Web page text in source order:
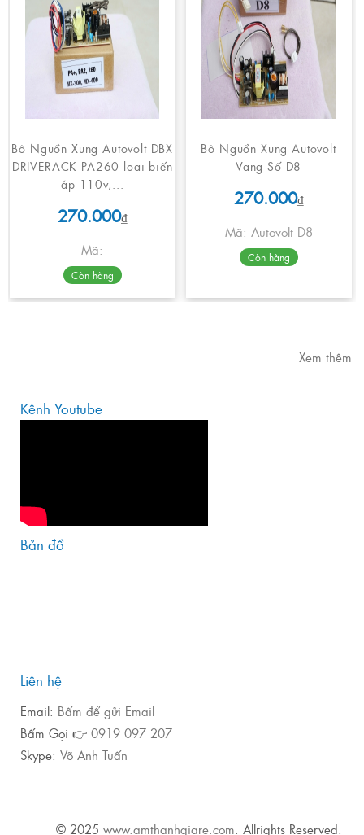
Bộ Nguồn Xung Autovolt DBX
DRIVERACK PA260 loại biến
áp 110v,...
270.000₫
Mã:
Còn hàng
Bộ Nguồn Xung Autovolt
Vang Số D8
270.000₫
Mã: Autovolt D8
Còn hàng
Xem thêm
Kênh Youtube
Bản đồ
Liên hệ
Email: Bấm để gửi Email
Bấm Gọi 👉 0919 097 207
Skype: Võ Anh Tuấn
© 2025 www.amthanhgiare.com. Allrights Reserved.